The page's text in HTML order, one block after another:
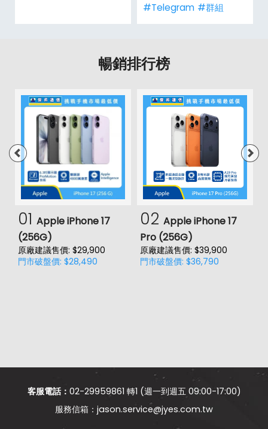
#Telegram #群組
暢銷排行榜
01 Apple iPhone 17
(256G)
原廠建議售價: $29,900
門市破盤價: $28,490
02 Apple iPhone 17
Pro (256G)
原廠建議售價: $39,900
門市破盤價: $36,790
客服電話： 02-29959861 轉1 (週一到週五 09:00-17:00)
jason.service@jyes.com.tw